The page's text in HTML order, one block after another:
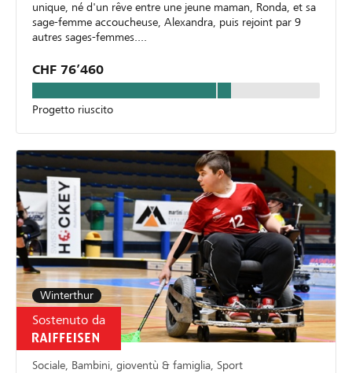
unique, né d'un rêve entre une jeune maman, Ronda, et sa
sage-femme accoucheuse, Alexandra, puis rejoint par 9
autres sages-femmes....
CHF 76’460
Progetto riuscito
Winterthur
Sostenuto da
Sociale, Bambini, gioventù & famiglia, Sport